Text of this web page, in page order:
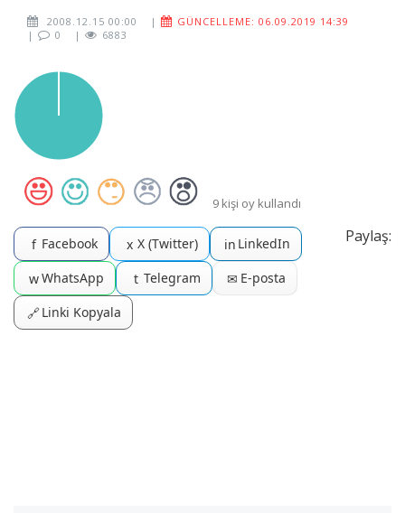
2008.12.15 00:00 |
GÜNCELLEME: 06.09.2019 14:39
|
0 | 6883
9 kişi oy kullandı
Paylaş:
f Facebook x X (Twitter) in LinkedIn
wWhatsApp t Telegram ✉ E-posta
🔗Linki Kopyala